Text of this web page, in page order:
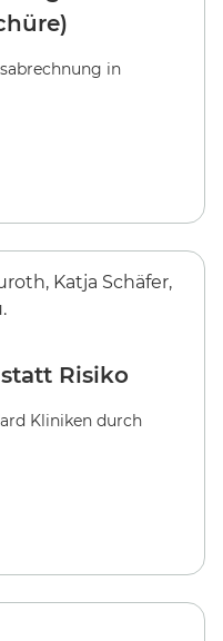
in
Risiko
Kliniken durch